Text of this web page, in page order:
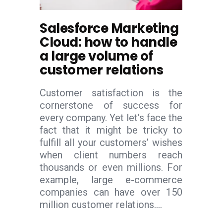
Salesforce Marketing
Cloud: how to handle
a large volume of
customer relations
Customer satisfaction is the
cornerstone of success for
every company. Yet let’s face the
fact that it might be tricky to
fulfill all your customers’ wishes
when client numbers reach
thousands or even millions. For
example, large e-commerce
companies can have over 150
million customer relations....